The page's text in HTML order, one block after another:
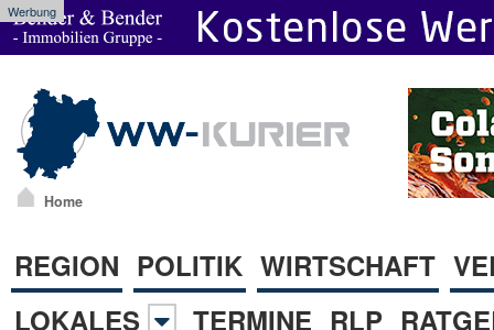
Werbung
Home
REGION POLITIK WIRTSCHAFT
LOKALES
TERMINE RLP